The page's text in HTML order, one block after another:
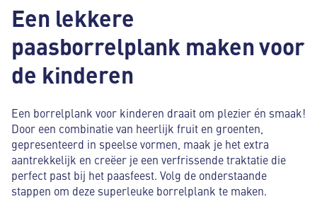
Een lekkere
paasborrelplank maken voor
de kinderen
Een borrelplank voor kinderen draait om plezier én smaak!
Door een combinatie van heerlijk fruit en groenten,
gepresenteerd in speelse vormen, maak je het extra
aantrekkelijk en creëer je een verfrissende traktatie die
perfect past bij het paasfeest. Volg de onderstaande
stappen om deze superleuke borrelplank te maken.